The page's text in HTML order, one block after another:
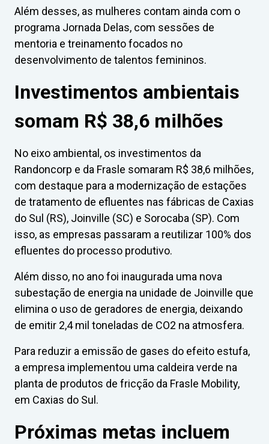
Além desses, as mulheres contam ainda com o
programa Jornada Delas, com sessões de
mentoria e treinamento focados no
desenvolvimento de talentos femininos.
Investimentos ambientais
somam R$ 38,6 milhões
No eixo ambiental, os investimentos da
Randoncorp e da Frasle somaram R$ 38,6 milhões,
com destaque para a modernização de estações
de tratamento de efluentes nas fábricas de Caxias
do Sul (RS), Joinville (SC) e Sorocaba (SP). Com
isso, as empresas passaram a reutilizar 100% dos
efluentes do processo produtivo.
Além disso, no ano foi inaugurada uma nova
subestação de energia na unidade de Joinville que
elimina o uso de geradores de energia, deixando
de emitir 2,4 mil toneladas de CO2 na atmosfera.
Para reduzir a emissão de gases do efeito estufa,
a empresa implementou uma caldeira verde na
planta de produtos de fricção da Frasle Mobility,
em Caxias do Sul.
Próximas metas incluem